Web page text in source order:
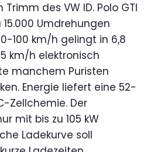
des VW ID. Polo GTI
15.000 Umdrehungen
100 km/h gelingt in 6,8
km/h elektronisch
manchem Puristen
Energie liefert eine 52-
Zellchemie. Der
mit bis zu 105 kW
Ladekurve soll